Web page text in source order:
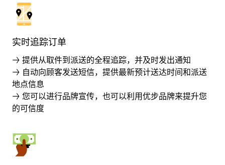
实时追踪订单
→ 提供从取件到派送的全程追踪，并及时发出通知
→ 自动向顾客发送短信，提供最新预计送达时间和派送
地点信息
→ 您可以进行品牌宣传，也可以利用优步品牌来提升您
的可信度